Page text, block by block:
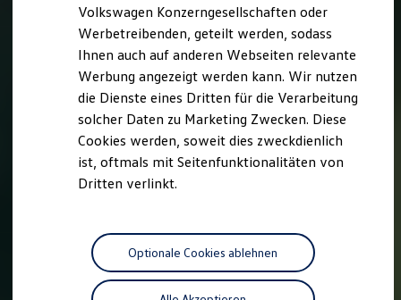
Förderung & Kosten der Elektrofahrzeuge
Fördermöglichkeiten für Privatkunden
Fördermöglichkeiten für Gewerbekunden
Autonomes Fahren
Mehr zum ID. Buzz
Online Beratung
California Club
California Magazin & Ratgeber
Vanlife
California App
California Lifestyle & Zubehör
Übernachten im California
Volkswagen Konzerngesellschaften oder
Werbetreibenden, geteilt werden, sodass
Ihnen auch auf anderen Webseiten relevante
Werbung angezeigt werden kann. Wir nutzen
die Dienste eines Dritten für die Verarbeitung
solcher Daten zu Marketing Zwecken. Diese
Cookies werden, soweit dies zweckdienlich
ist, oftmals mit Seitenfunktionalitäten von
Dritten verlinkt.
Optionale Cookies ablehnen